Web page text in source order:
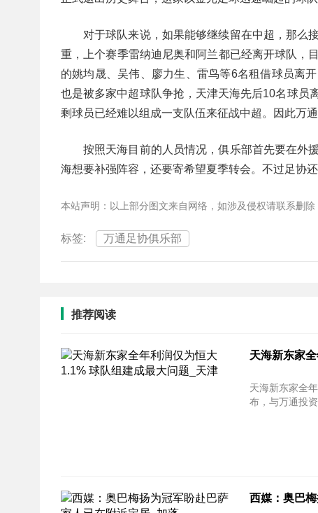
对于球队来说，如果能够继续留在中超，那么
重，上个赛季雷纳迪尼奥和阿兰都已经离开球队，
的姚均晟、吴伟、廖力生、雷鸟等6名租借球员离
也是被多家中超球队争抢，天津天海先后10名球员
剩球员已经难以组成一支队伍来征战中超。因此万
按照天海目前的人员情况，俱乐部首先要在外
海想要补强阵容，还要寄希望夏季转会。不过足协
本站声明：以上部分图文来自网络，如涉及侵权请联系删除
标签: 万通足协俱乐部
推荐阅读
天海新东家
天海新东家全
布，与万通投
西媒：奥巴